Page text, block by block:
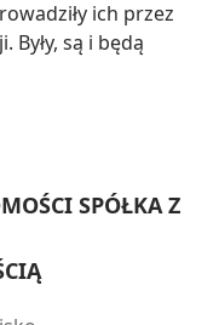
ich przez
są i będą
SPÓŁKA Z